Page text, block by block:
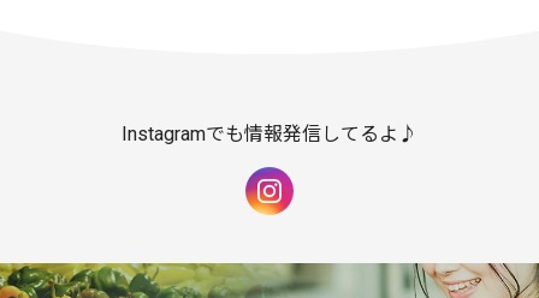
Instagramでも情報発信してるよ♪